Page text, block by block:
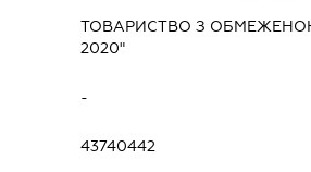
ТОВАРИСТВО З
2020"
-
43740442